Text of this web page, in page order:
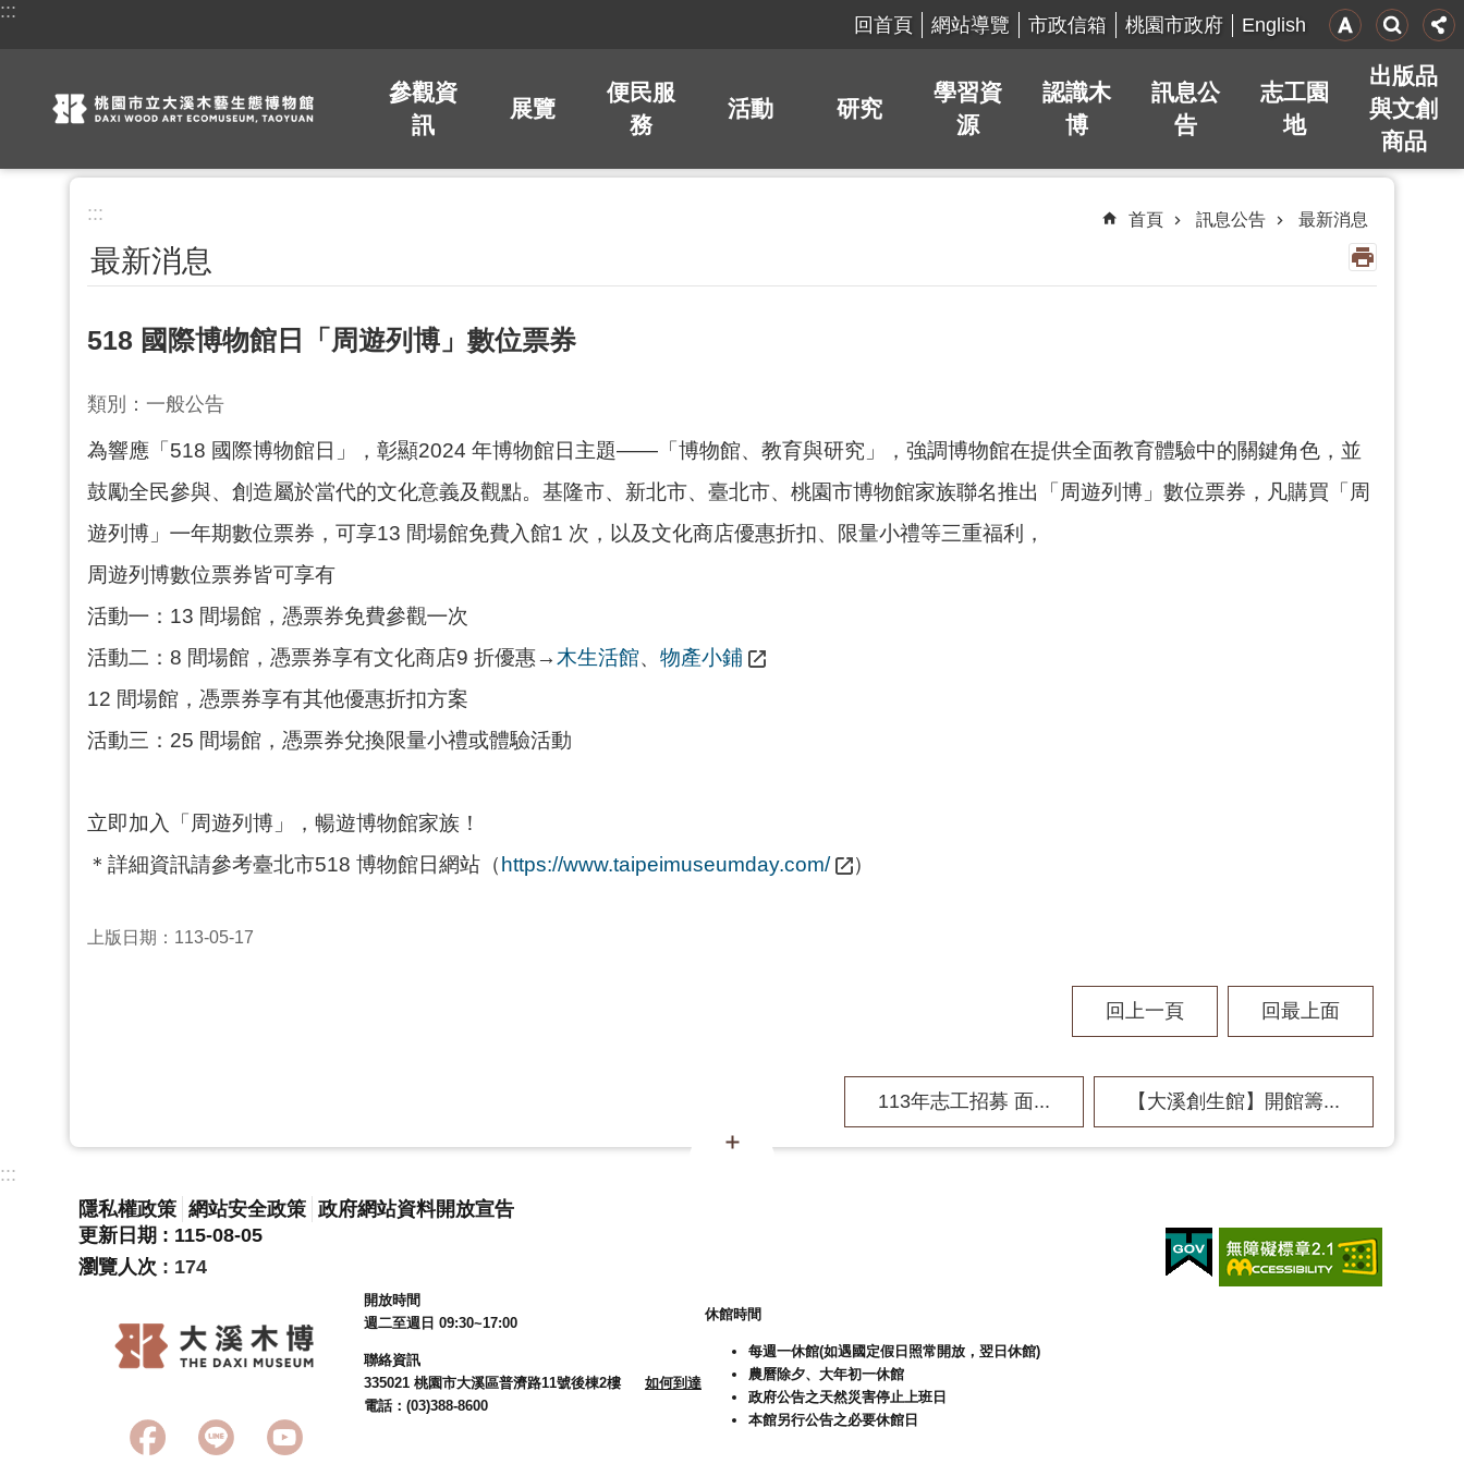
跳到主要內容區塊
:::
回首頁 網站導覽 市政信箱 桃園市政府 English
參觀資
訊
展覽
便民服
務
活動 研究
學習資
源
認識木
博
訊息公
告
志工園
地
出版品
與文創
商品
::: 首頁 訊息公告 最新消息
最新消息
518 國際博物館日「周遊列博」數位票券
類別：一般公告
為響應「518 國際博物館日」，彰顯2024 年博物館日主題——「博物館、教育與研究」，強調博物館在提供全面教育體驗中的關鍵角色，並
鼓勵全民參與、創造屬於當代的文化意義及觀點。基隆市、新北市、臺北市、桃園市博物館家族聯名推出「周遊列博」數位票券，凡購買「周
遊列博」㇐年期數位票券，可享13 間場館免費入館1 次，以及文化商店優惠折扣、限量小禮等三重福利，
周遊列博數位票券皆可享有
活動㇐：13 間場館，憑票券免費參觀㇐次
活動二：8 間場館，憑票券享有文化商店9 折優惠→ 木生活館、 物產小鋪
12 間場館，憑票券享有其他優惠折扣方案
活動三：25 間場館，憑票券兌換限量小禮或體驗活動
立即加入「周遊列博」，暢遊博物館家族！
＊詳細資訊請參考臺北市518 博物館日網站（https://www.taipeimuseumday.com/ ）
上版日期：113-05-17
回上一頁 回最上面
113年志工招募 面... 【大溪創生館】開館籌...
:::
隱私權政策 網站安全政策 政府網站資料開放宣告
更新日期
115-08-05
瀏覽人次
174
開放時間
週二至週日 09:30~17:00
聯絡資訊
335021 桃園市大溪區普濟路11號後棟2樓
如何到達
電話：(03)388-8600
休館時間
每週一休館(如遇國定假日照常開放，翌日休館)
農曆除夕、大年初一休館
政府公告之天然災害停止上班日
本館另行公告之必要休館日